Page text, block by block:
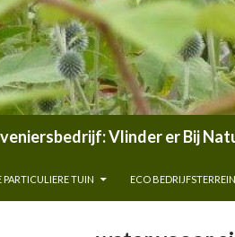
Vlinder er Bij
TUIN ECO BEDRIJFSTERREIN